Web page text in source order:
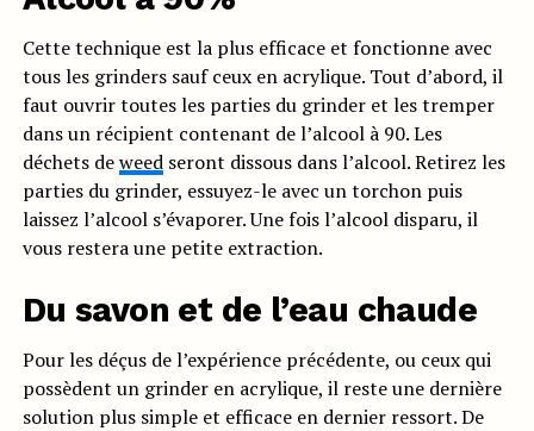
Cette technique est la plus efficace et fonctionne avec
tous les grinders sauf ceux en acrylique. Tout d’abord, il
faut ouvrir toutes les parties du grinder et les tremper
dans un récipient contenant de l’alcool à 90. Les
déchets deweedseront dissous dans l’alcool. Retirez les
parties du grinder, essuyez-le avec un torchon puis
laissez l’alcool s’évaporer. Une fois l’alcool disparu, il
vous restera une petite extraction.
Du savon et de l’eau chaude
Pour les déçus de l’expérience précédente, ou ceux qui
possèdent un grinder en acrylique, il reste une dernière
solution plus simple et efficace en dernier ressort. De